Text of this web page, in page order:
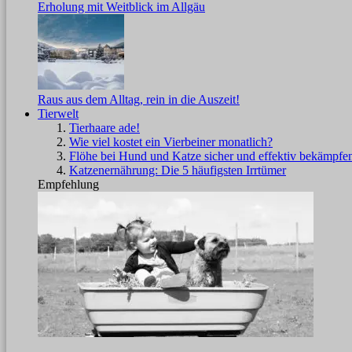
Erholung mit Weitblick im Allgäu
Raus aus dem Alltag, rein in die Auszeit!
Tierwelt
Tierhaare ade!
Wie viel kostet ein Vierbeiner monatlich?
Flöhe bei Hund und Katze sicher und effektiv
Katzenernährung: Die 5 häufigsten Irrtümer
Empfehlung